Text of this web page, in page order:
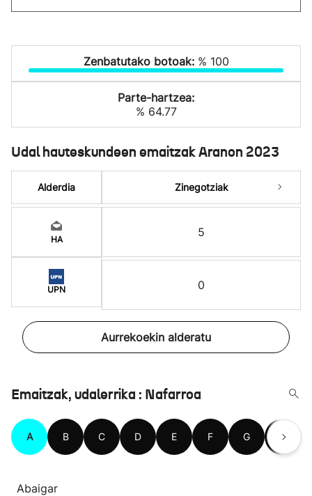
Zenbatutako botoak: % 100
Parte-hartzea:
% 64.77
Udal hauteskundeen emaitzak Aranon 2023
Alderdia
HA
UPN
Zinegotziak
5
0
Aurrekoekin alderatu
Emaitzak, udalerrika : Nafarroa
A B C D E F G H
Abaigar